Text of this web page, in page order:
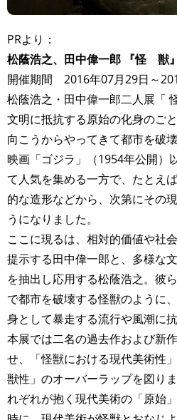
PRより：
松蔭浩之、田中偉一郎 『怪 獣
開催期間 2016年07月29日～
松蔭浩之・田中偉一郎二人展「
文明に抵抗する原始の化身のご
向こうからやってきて都市を破
映画「ゴジラ」（1954年公開）
て人気を集める一方で、たとえ
的な造形などから、次第にその
うになりました。
ここに現るは、相対的価値や社
提示する田中偉一郎と、多様な
を抽出し応用する松蔭浩之。彼
で都市を破壊する怪獣のように
身として暴走する流行や風潮に抗
本展では二名の過去作および新
せ、「怪獣における現代美術性
獣性」のオーバーラップを図り
れぞれが抱く現代美術の「原始